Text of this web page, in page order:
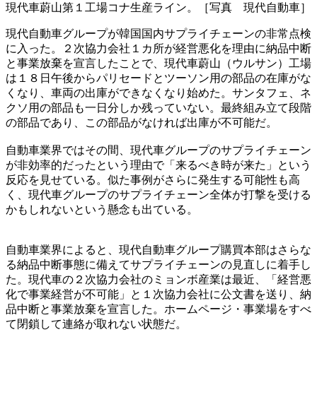
現代車蔚山第１工場コナ生産ライン。［写真 現代自動車］
現代自動車グループが韓国国内サプライチェーンの非常点検
に入った。２次協力会社１カ所が経営悪化を理由に納品中断
と事業放棄を宣言したことで、現代車蔚山（ウルサン）工場
は１８日午後からパリセードとツーソン用の部品の在庫がな
くなり、車両の出庫ができなくなり始めた。サンタフェ、ネ
クソ用の部品も一日分しか残っていない。最終組み立て段階
の部品であり、この部品がなければ出庫が不可能だ。
自動車業界ではその間、現代車グループのサプライチェーン
が非効率的だったという理由で「来るべき時が来た」という
反応を見せている。似た事例がさらに発生する可能性も高
く、現代車グループのサプライチェーン全体が打撃を受ける
かもしれないという懸念も出ている。
自動車業界によると、現代自動車グループ購買本部はさらな
る納品中断事態に備えてサプライチェーンの見直しに着手し
た。現代車の２次協力会社のミョンボ産業は最近、「経営悪
化で事業経営が不可能」と１次協力会社に公文書を送り、納
品中断と事業放棄を宣言した。ホームページ・事業場をすべ
て閉鎖して連絡が取れない状態だ。